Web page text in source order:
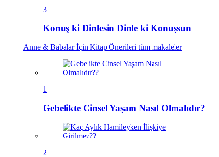
3
Konuş ki Dinlesin Dinle ki Konuşsun
Anne & Babalar İçin Kitap Önerileri tüm makaleler
1
Gebelikte Cinsel Yaşam Nasıl Olmalıdır?
2